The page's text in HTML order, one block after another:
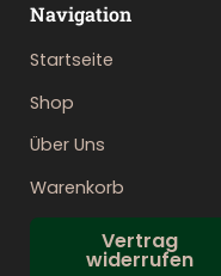
Navigation
Startseite
Shop
Über Uns
Warenkorb
Vertrag
widerrufen